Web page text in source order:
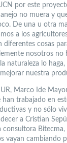
por este
no muera y
De una u otra
a los
diferentes cosas
nosotros no
naturaleza lo
nuestra
Marco Ide
han trabajado en
y no sólo
a Cristian
consultora
vayan cambiando